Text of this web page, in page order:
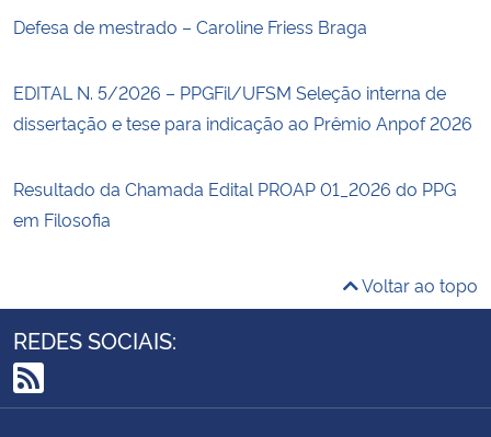
Defesa de mestrado – Caroline Friess Braga
EDITAL N. 5/2026 – PPGFil/UFSM Seleção interna de
dissertação e tese para indicação ao Prêmio Anpof 2026
Resultado da Chamada Edital PROAP 01_2026 do PPG
em Filosofia
Voltar ao topo
REDES SOCIAIS:
RSS